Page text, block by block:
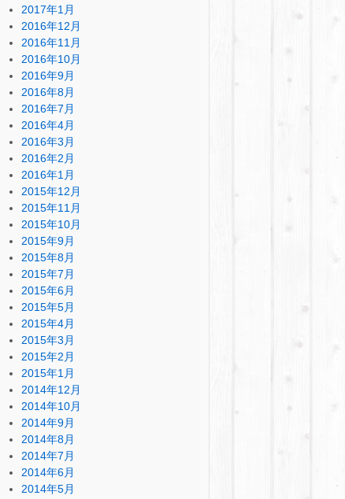
2017年1月
2016年12月
2016年11月
2016年10月
2016年9月
2016年8月
2016年7月
2016年4月
2016年3月
2016年2月
2016年1月
2015年12月
2015年11月
2015年10月
2015年9月
2015年8月
2015年7月
2015年6月
2015年5月
2015年4月
2015年3月
2015年2月
2015年1月
2014年12月
2014年10月
2014年9月
2014年8月
2014年7月
2014年6月
2014年5月